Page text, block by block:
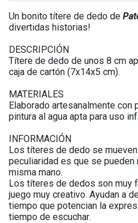
Un bonito títere de dedo de
divertidas historias!
DESCRIPCIÓN
Títere de dedo de unos 8 cm
caja de cartón (7x14x5 cm).
MATERIALES
Elaborado artesanalmente con
pintura al agua apta para uso
INFORMACIÓN
Los títeres de dedo se
peculiaridad es que se
misma mano.
Los títeres de dedos son muy
juego muy creativo. Ayudan a
tiempo que potencian la
tiempo de escuchar.